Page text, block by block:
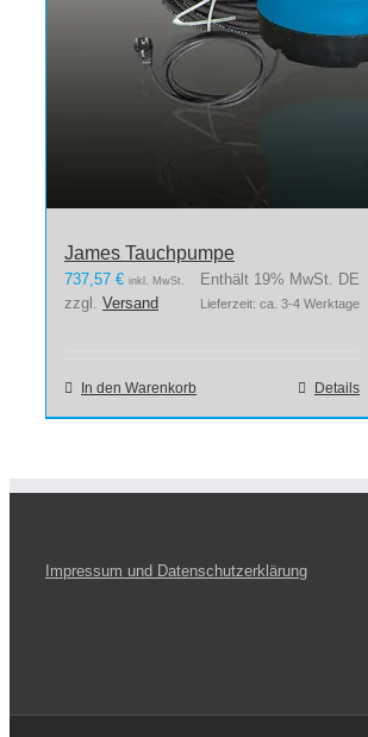
James Tauchpumpe
737,57 € inkl. MwSt.
Enthält 19% MwSt. DE
zzgl. Versand Lieferzeit: ca. 3-4 Werktage
In den Warenkorb Details
Impressum und Datenschutzerklärung